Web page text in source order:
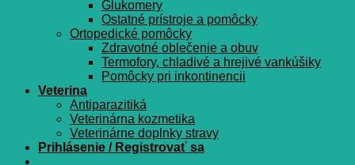
Glukomery
Ostatné prístroje a pomôcky
Ortopedické pomôcky
Zdravotné oblečenie a obuv
Termofory, chladivé a hrejivé vankúšiky
Pomôcky pri inkontinencii
Veterina
Antiparazitiká
Veterinárna kozmetika
Veterinárne doplnky stravy
Prihlásenie / Registrovať sa